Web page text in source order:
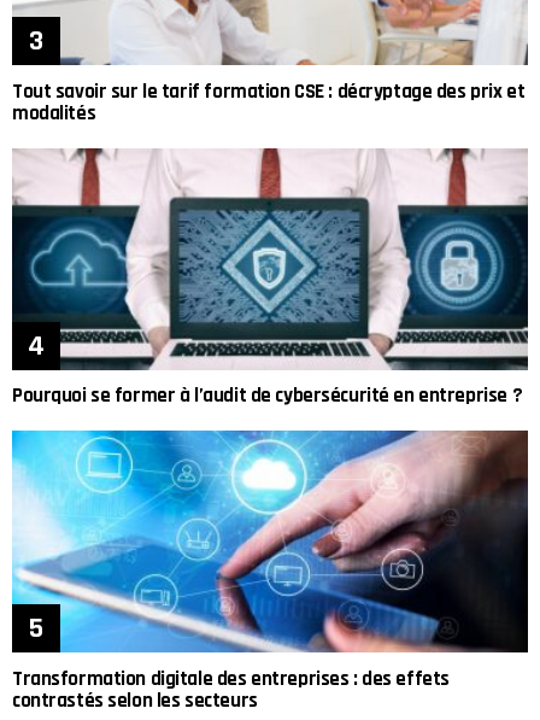
Tout savoir sur le tarif formation CSE : décryptage des prix et
modalités
Pourquoi se former à l’audit de cybersécurité en entreprise ?
Transformation digitale des entreprises : des effets
contrastés selon les secteurs